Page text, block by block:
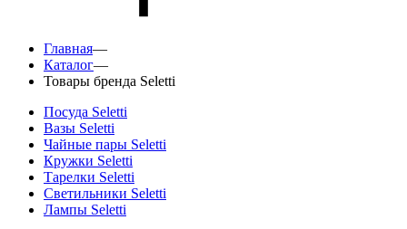
Главная—
Каталог—
Товары бренда Seletti
Посуда Seletti
Вазы Seletti
Чайные пары Seletti
Кружки Seletti
Тарелки Seletti
Светильники Seletti
Лампы Seletti